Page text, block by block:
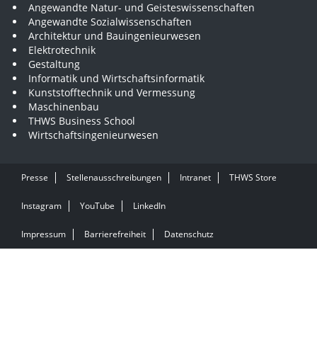
Angewandte Natur- und Geisteswissenschaften
Angewandte Sozialwissenschaften
Architektur und Bauingenieurwesen
Elektrotechnik
Gestaltung
Informatik und Wirtschaftsinformatik
Kunststofftechnik und Vermessung
Maschinenbau
THWS Business School
Wirtschaftsingenieurwesen
Presse Stellenausschreibungen Intranet THWS Store
Instagram YouTube LinkedIn
Impressum Barrierefreiheit Datenschutz